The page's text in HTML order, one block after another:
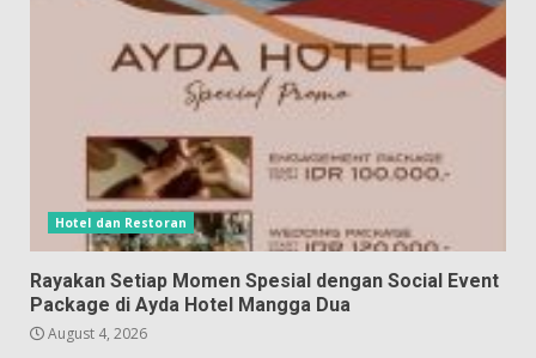
Hotel dan Restoran
Rayakan Setiap Momen Spesial dengan Social Event
Package di Ayda Hotel Mangga Dua
August 4, 2026